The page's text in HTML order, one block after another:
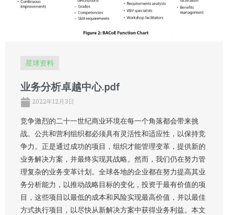
星球资料
业务分析卓越中心.pdf
2022年12月3日
竞争激烈的二十一世纪商业环境在每一个角落都会带来挑
战。公共和营利组织都必须具有灵活性和适应性，以保持竞
争力。正是通过成功的项目，组织才能管理变革，提供新的
业务解决方案，并最终实现其战略。然而，我们仍在努力管
理复杂的业务变革计划。全球各地的企业都在努力提高其业
务分析能力，以推动战略目标的变化，投资于最有价值的项
目，这些项目以最低的成本和风险实现最高价值，并以最佳
方式执行项目，以尽快从新解决方案中获得业务利益。本文